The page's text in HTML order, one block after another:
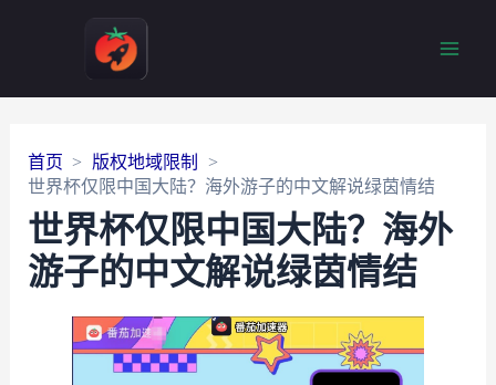
首页
版权地域限制
世界杯仅限中国大陆？海外游子的中文解说绿茵情结
世界杯仅限中国大陆？海外
游子的中文解说绿茵情结